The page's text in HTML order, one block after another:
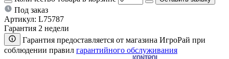
Под заказ
Артикул: L75787
Гарантия 2 недели
Гарантия предоставляется от магазина ИгроРай при
соблюдении правил гарантийного обслуживания